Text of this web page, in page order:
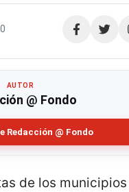
Compartir
AUTOR
@ Fondo
Redacción @ Fondo
de los